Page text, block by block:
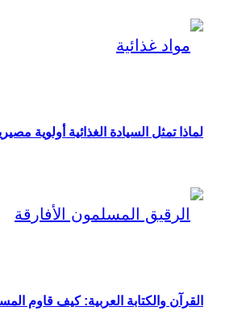
لماذا تمثل السيادة الغذائية أولوية
القرآن والكتابة العربية: كيف قاوم